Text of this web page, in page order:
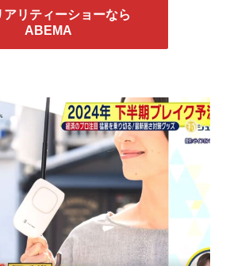
アリティーショーなら
ABEMA